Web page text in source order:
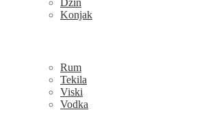
Konjak
Rum
Tekila
Viski
Vodka